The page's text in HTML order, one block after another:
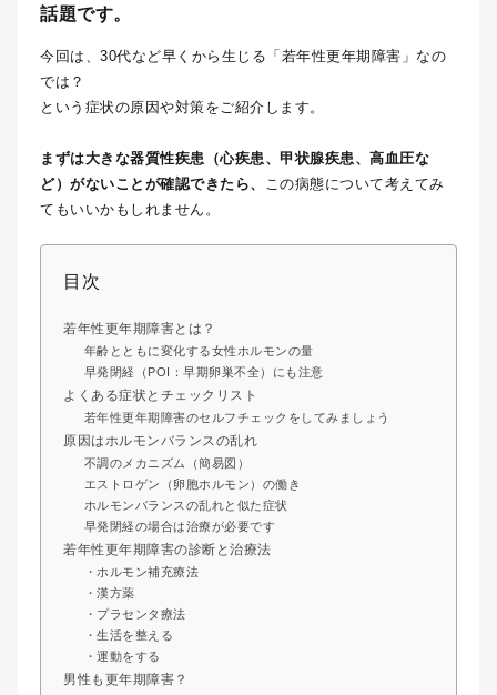
話題です。
今回は、30代など早くから生じる「若年性更年期障害」なの
では？
という症状の原因や対策をご紹介します。
まずは大きな器質性疾患（心疾患、甲状腺疾患、高血圧な
ど）がないことが確認できたら、 この病態について考えてみ
てもいいかもしれません。
目次
若年性更年期障害とは？
年齢とともに変化する女性ホルモンの量
早発閉経（POI：早期卵巣不全）にも注意
よくある症状とチェックリスト
若年性更年期障害のセルフチェックをしてみましょう
原因はホルモンバランスの乱れ
不調のメカニズム（簡易図）
エストロゲン（卵胞ホルモン）の働き
ホルモンバランスの乱れと似た症状
早発閉経の場合は治療が必要です
若年性更年期障害の診断と治療法
・ホルモン補充療法
・漢方薬
・プラセンタ療法
・生活を整える
・運動をする
男性も更年期障害？